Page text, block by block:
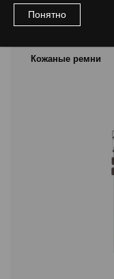
Кожаные ремни
Понятно